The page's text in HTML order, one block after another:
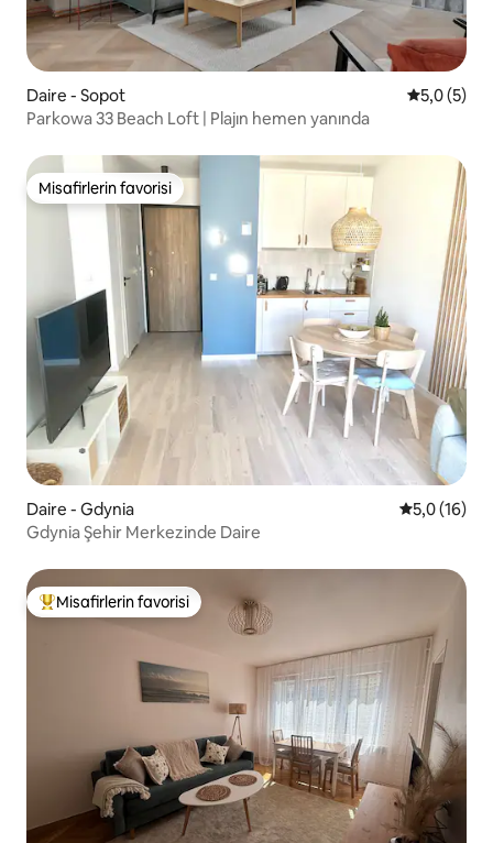
Daire - Sopot 55,0 (5)
Parkowa 33 Beach Loft | Plajın hemen yanında
Misafirlerin favorisi
Misafirlerin favorisi
Daire - Gdynia 55,0 (16)
Gdynia Şehir Merkezinde Daire
Misafirlerin favorilerinden en beğenilenler arasında
Misafirlerin favorisi